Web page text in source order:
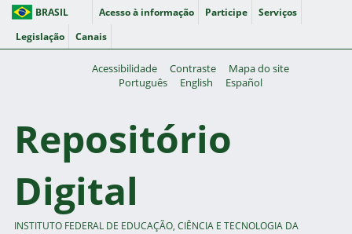
BRASIL Acesso à informação Participe
Serviços
Legislação
Canais
Acessibilidade Contraste
Mapa do site
Português
English Español
Repositório
Digital
INSTITUTO FEDERAL DE EDUCAÇÃO, CIÊNCIA E TECNOLOGIA DA